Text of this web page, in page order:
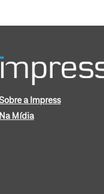
a Impress
Mídia